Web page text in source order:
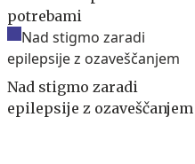
potrebami
Nad stigmo zaradi
epilepsije z ozaveščanjem